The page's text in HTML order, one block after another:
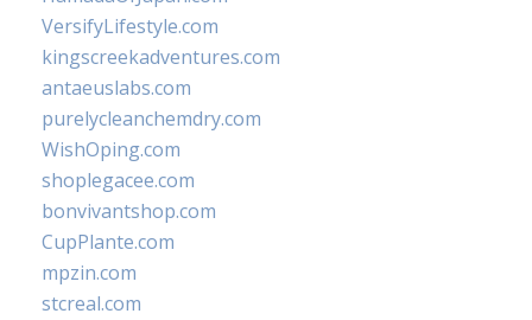
VersifyLifestyle.com
kingscreekadventures.com
antaeuslabs.com
purelycleanchemdry.com
WishOping.com
shoplegacee.com
bonvivantshop.com
CupPlante.com
mpzin.com
stcreal.com